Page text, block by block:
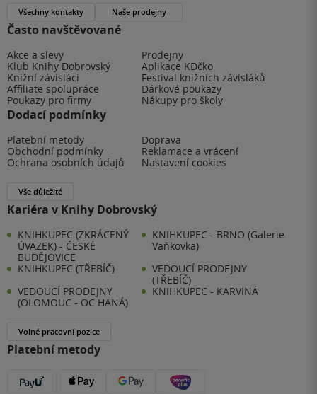
Často navštěvované
Akce a slevy
Prodejny
Klub Knihy Dobrovský
Aplikace KDčko
Knižní závisláci
Festival knižních závisláků
Affiliate spolupráce
Dárkové poukazy
Poukazy pro firmy
Nákupy pro školy
Dodací podmínky
Platební metody
Doprava
Obchodní podmínky
Reklamace a vrácení
Ochrana osobních údajů
Nastavení cookies
Vše důležité
Kariéra v Knihy Dobrovský
KNIHKUPEC (ZKRÁCENÝ
ÚVAZEK) - ČESKÉ
BUDĚJOVICE
KNIHKUPEC - BRNO (Galerie
Vaňkovka)
KNIHKUPEC (TŘEBÍČ)
VEDOUCÍ PRODEJNY
(TŘEBÍČ)
VEDOUCÍ PRODEJNY
(OLOMOUC - OC HANÁ)
KNIHKUPEC - KARVINÁ
Volné pracovní pozice
Platební metody
Všechny kontakty Naše prodejny